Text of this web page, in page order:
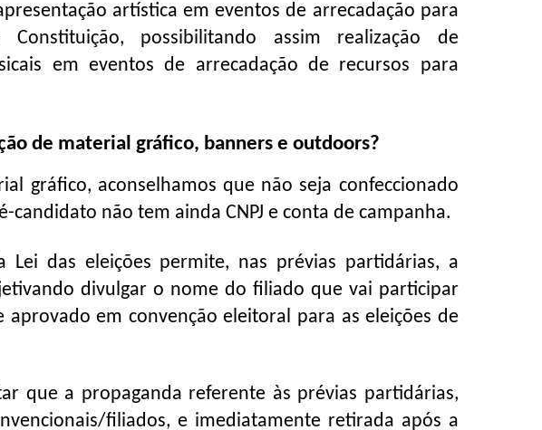
artística em eventos de arrecadação para
possibilitando assim realização de
em eventos de arrecadação de recursos para
de material gráfico, banners e outdoors?
gráfico, aconselhamos que não seja confeccionado
não tem ainda CNPJ e conta de campanha.
das eleições permite, nas prévias partidárias, a
divulgar o nome do filiado que vai participar
em convenção eleitoral para as eleições de
que a propaganda referente às prévias partidárias,
filiados, e imediatamente retirada após a